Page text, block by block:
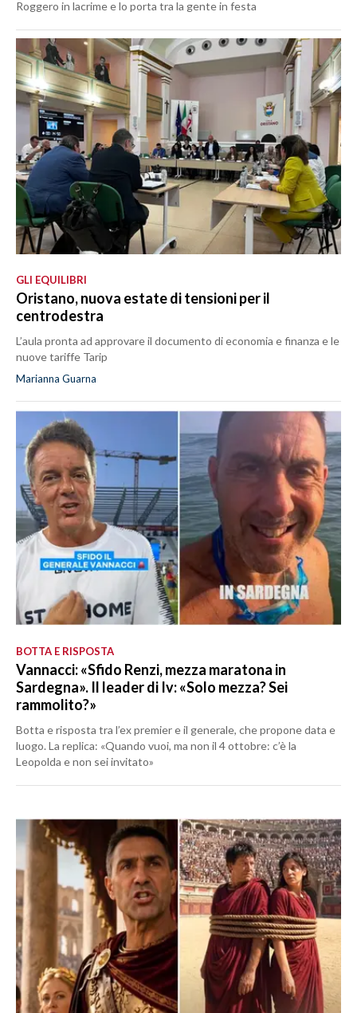
Roggero in lacrime e lo porta tra la gente in festa
GLI EQUILIBRI
Oristano, nuova estate di tensioni per il
centrodestra
L’aula pronta ad approvare il documento di economia e finanza e le
nuove tariffe Tarip
Marianna Guarna
BOTTA E RISPOSTA
Vannacci: «Sfido Renzi, mezza maratona in
Sardegna». Il leader di Iv: «Solo mezza? Sei
rammolito?»
Botta e risposta tra l’ex premier e il generale, che propone data e
luogo. La replica: «Quando vuoi, ma non il 4 ottobre: c’è la
Leopolda e non sei invitato»